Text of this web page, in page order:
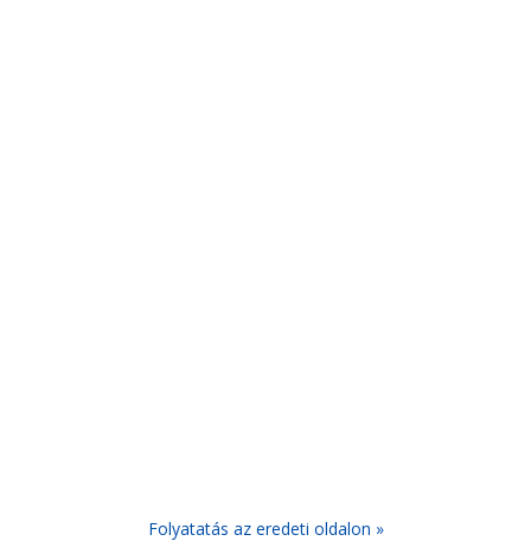
Folyatatás az eredeti oldalon »